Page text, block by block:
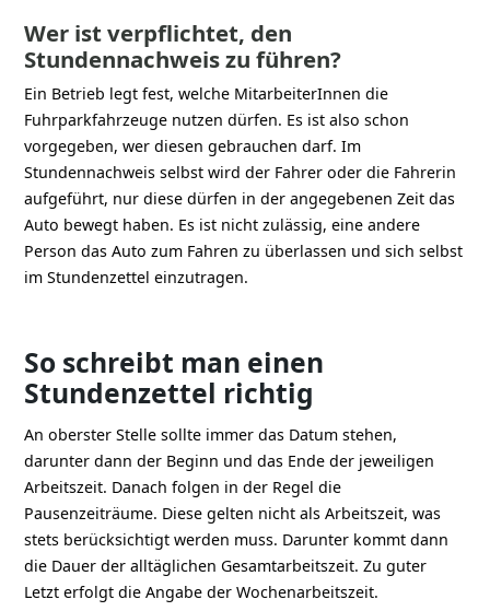
Wer ist verpflichtet, den
Stundennachweis zu führen?
Ein Betrieb legt fest, welche MitarbeiterInnen die
Fuhrparkfahrzeuge nutzen dürfen. Es ist also schon
vorgegeben, wer diesen gebrauchen darf. Im
Stundennachweis selbst wird der Fahrer oder die Fahrerin
aufgeführt, nur diese dürfen in der angegebenen Zeit das
Auto bewegt haben. Es ist nicht zulässig, eine andere
Person das Auto zum Fahren zu überlassen und sich selbst
im Stundenzettel einzutragen.
So schreibt man einen
Stundenzettel richtig
An oberster Stelle sollte immer das Datum stehen,
darunter dann der Beginn und das Ende der jeweiligen
Arbeitszeit. Danach folgen in der Regel die
Pausenzeiträume. Diese gelten nicht als Arbeitszeit, was
stets berücksichtigt werden muss. Darunter kommt dann
die Dauer der alltäglichen Gesamtarbeitszeit. Zu guter
Letzt erfolgt die Angabe der Wochenarbeitszeit.